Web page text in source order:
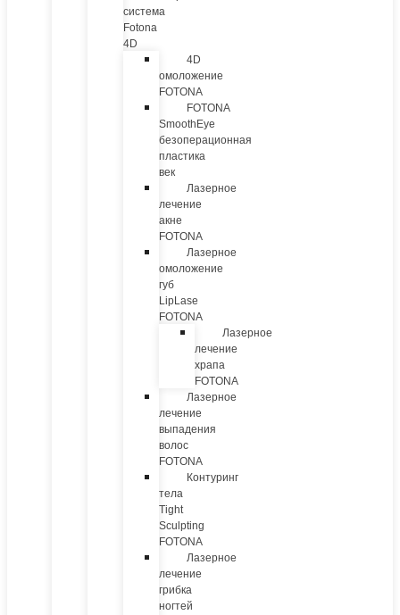
система
Fotona
4D
4D
омоложение
FOTONA
FOTONA
SmoothEye
безоперационная
пластика
век
Лазерное
лечение
акне
FOTONA
Лазерное
омоложение
губ
LipLase
FOTONA
Лазерное
лечение
храпа
FOTONA
Лазерное
лечение
выпадения
волос
FOTONA
Контуринг
тела
Tight
Sculpting
FOTONA
Лазерное
лечение
грибка
ногтей